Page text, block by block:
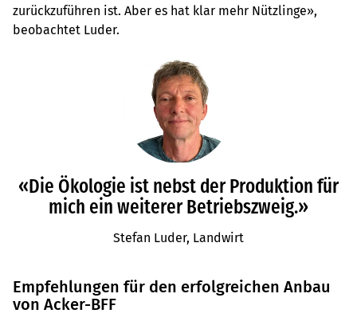
zurückzuführen ist. Aber es hat klar mehr Nützlinge»,
beobachtet Luder.
«Die Ökologie ist nebst der Produktion für
mich ein weiterer Betriebszweig.»
Stefan Luder, Landwirt
Empfehlungen für den erfolgreichen Anbau
von Acker-BFF